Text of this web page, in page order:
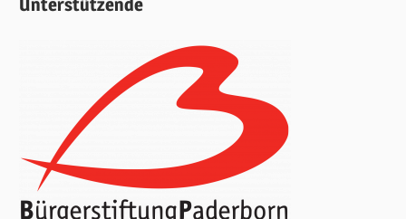
Unterstützende